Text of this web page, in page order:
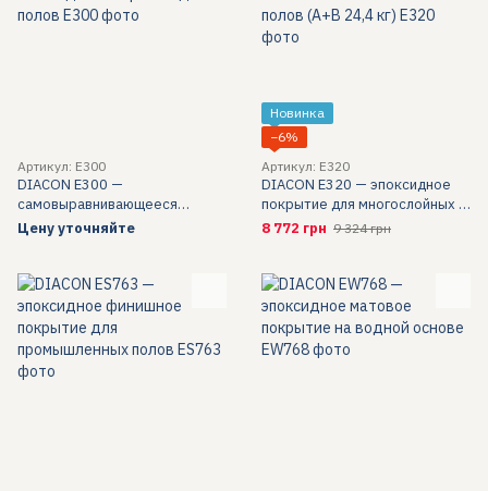
Артикул: E300
DIACON E300 —
самовыравнивающееся
эпоксидное покрытие для
Цену уточняйте
Новинка
−6%
Артикул: E320
DIACON E320 — эпоксидное
покрытие для многослойных и
наливных полов (А+В 24,4 кг)
8 772 грн 9 324 грн